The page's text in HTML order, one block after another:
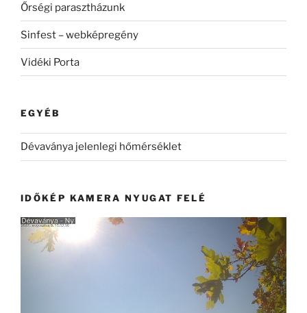
Őrségi parasztházunk
Sinfest – webképregény
Vidéki Porta
EGYÉB
Dévaványa jelenlegi hőmérséklet
IDŐKÉP KAMERA NYUGAT FELÉ